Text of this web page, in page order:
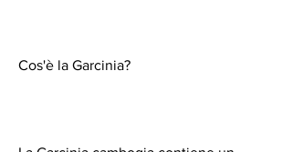
Cos'è la Garcinia?